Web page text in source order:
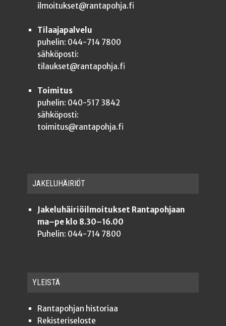
ilmoitukset@rantapohja.fi
Tilaajapalvelu
puhelin: 044-714 7800
sähköposti:
tilaukset@rantapohja.fi
Toimitus
puhelin: 040-517 3842
sähköposti:
toimitus@rantapohja.fi
JAKE­LU­HÄI­RIÖT
Jakeluhäiriöilmoitukset Rantapohjaan
ma–pe klo 8.30–16.00
Puhelin: 044-714 7800
YLEISTÄ
Ran­ta­poh­jan historiaa
Rekis­te­ri­se­los­te